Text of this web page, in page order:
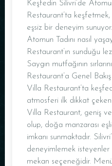
Keşfedin Silivri’de
Restaurant’ta
eşsiz bir deneyim
Atomun Tadını nasıl
Restaurant’ın sunduğu
Saygın mutfağının
Restaurant’a Genel
Villa Restaurant’ta
atmosferi ilk dikkat
Villa Restaurant, geniş
olup, doğa manzarası
imkanı sunmaktadır.
deneyimlemek
mekan seçeneğidir.